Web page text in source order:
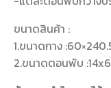
ขนาดสินค้า :
1.ขนาดกาง
2.ขนาดตอนพับ